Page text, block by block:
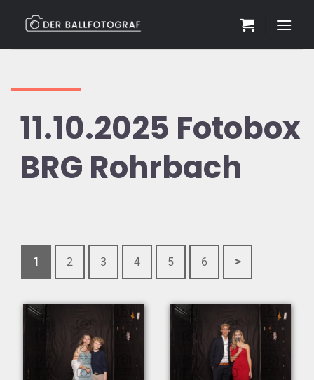
11.10.2025 Fotobox
BRG Rohrbach
1 2 3 4 5 6 >